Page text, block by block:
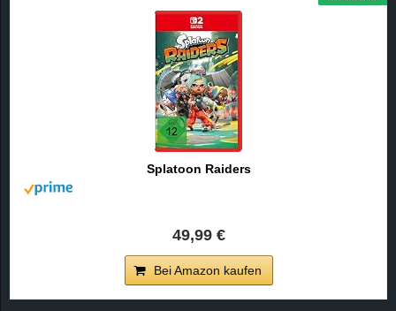
Splatoon Raiders
49,99 €
Bei Amazon kaufen